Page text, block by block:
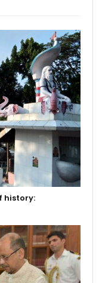
history: